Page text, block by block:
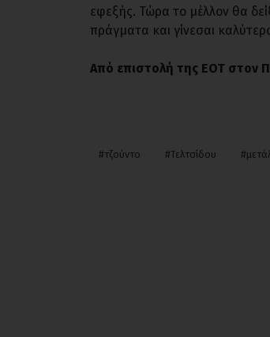
εφεξής. Τώρα το μέλλον θα
πράγματα και γίνεσαι
Από επιστολή της ΕΟΤ στον
#τζούντο #Τελτσίδου